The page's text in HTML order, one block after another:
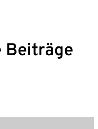
Beiträge